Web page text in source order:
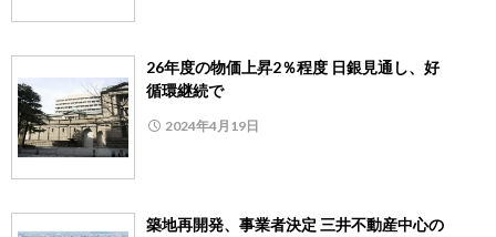
26年度の物価上昇2％程度 日銀見通し、好
循環継続で
2024年4月19日
築地再開発、事業者決定 三井不動産中心の